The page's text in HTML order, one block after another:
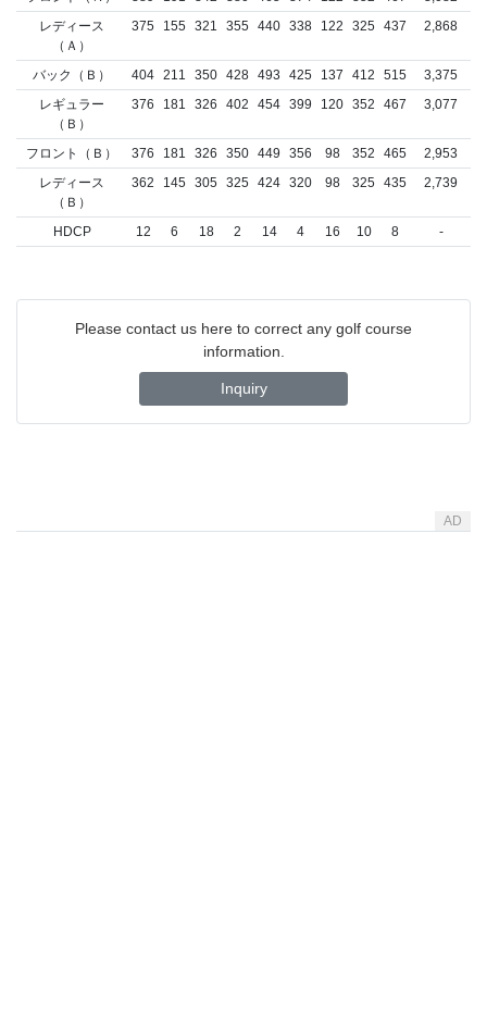
レディース
（Ａ）
375 155 321 355 440 338 122 325 437 2,868
バック（Ｂ） 404 211 350 428 493 425 137 412 515
3,375
レギュラー
（Ｂ）
376 181 326 402 454 399 120 352 467 3,077
フロント（Ｂ） 376 181 326 350 449 356 98 352 465
2,953
レディース
（Ｂ）
362 145 305 325 424 320 98 325 435 2,739
HDCP 12 6 18 2 14 4 16 10 8 -
Please contact us here to correct any golf course
information.
Inquiry
AD